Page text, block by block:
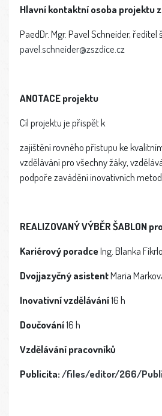
Hlavní kontaktní osoba projektu
PaedDr. Mgr. Pavel Schneider, ředitel
pavel.schneider@zszdice.cz
ANOTACE projektu
Cíl projektu je přispět k
zajištění rovného přístupu ke
vzdělávání pro všechny žáky,
podpoře zavádění inovativních metod
REALIZOVANÝ VÝBĚR ŠABLON
Kariérový poradceIng. Blanka
Dvojjazyčný asistentMaria
Inovativní vzdělávání16 h
Doučování16 h
Vzdělávání pracovníků
Publicita:/files/editor/266/